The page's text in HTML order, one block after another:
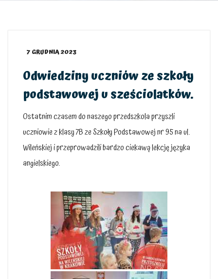
7 GRUDNIA 2023
Odwiedziny uczniów ze szkoły
podstawowej u sześciolatków.
Ostatnim czasem do naszego przedszkola przyszli
uczniowie z klasy 7B ze Szkoły Podstawowej nr 95 na ul.
Wileńskiej i przeprowadzili bardzo ciekawą lekcję języka
angielskiego.